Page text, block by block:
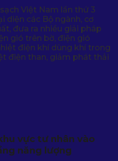
Việt Nam lần thứ 3
diện các Bộ ngành, cơ
đưa ra nhiều giải pháp
gió trên bờ, điện gió
điện khí dùng khí trong
điện than, giảm phát thải
vực tư nhân vào
năng lượng